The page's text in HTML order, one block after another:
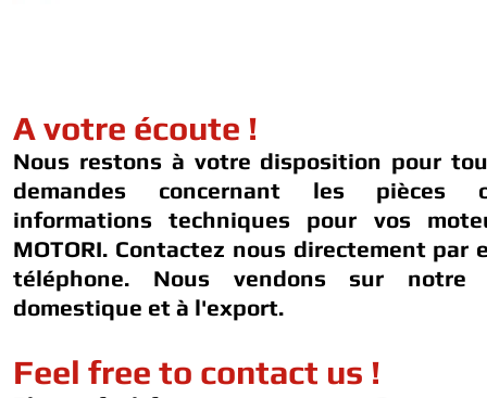
A votre écoute !
Nous restons à votre disposition pour
demandes concernant les pièces
informations techniques pour vos
MOTORI. Contactez nous directement par
téléphone. Nous vendons sur notre
domestique et à l'export.
Feel free to contact us !